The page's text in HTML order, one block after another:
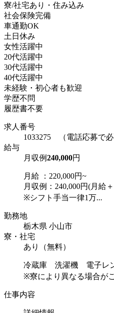
寮/社宅あり・住み込み
社会保険完備
車通勤OK
土日休み
女性活躍中
20代活躍中
30代活躍中
40代活躍中
未経験・初心者も歓迎
学歴不問
履歴書不要
求人番号
1033275 （電話応募で必
給与
月収例240,000円
月給 ：220,000円~
月収例：240,000円(月給
※シフト手当一律1万...
勤務地
栃木県 小山市
寮・社宅
あり（無料）
冷蔵庫 洗濯機 電子レ
※寮により異なる場合が
仕事内容